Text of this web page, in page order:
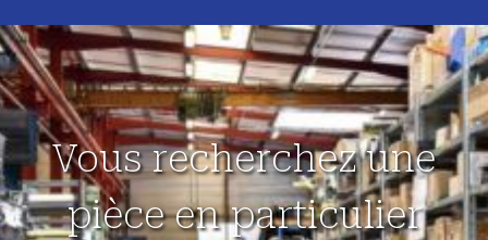
Vous recherchez une
pièce en particulier